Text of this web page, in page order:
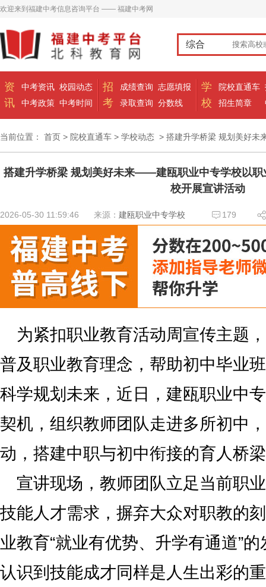
欢迎来到福建中考信息咨询平台 —— 福建中考网
综合
资
讯
中考资讯
中考政策
校园动态
中考时间
招
考
成绩查询
录取查询
志愿填报
分数线
学
校
院校直通车
招生简章
当前位置： 首页 > 院校直通车 > 学校动态 > 搭建升学桥梁 规划美好未
搭建升学桥梁 规划美好未来——建瓯职业中专学校以职
校开展宣讲活动
2026-05-30 11:59:46 来源： 建瓯职业中专学校 179
为紧扣职业教育活动周宣传主题
普及职业教育理念，帮助初中毕业
科学规划未来，近日，建瓯职业中
契机，组织教师团队走进多所初中
动，搭建中职与初中衔接的育人桥
宣讲现场，教师团队立足当前职
技能人才需求，摒弃大众对职教的
业教育“就业有优势、升学有通道”
认识到技能成才同样是人生出彩的